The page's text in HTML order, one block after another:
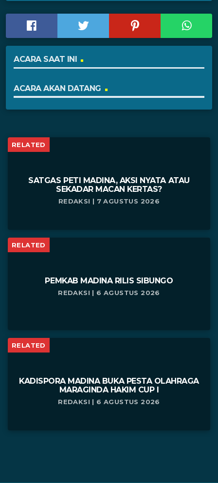
ACARA SAAT INI
ACARA AKAN DATANG
RELATED
SATGAS PETI MADINA, AKSI NYATA ATAU
SEKADAR MACAN KERTAS?
REDAKSI | 7 AGUSTUS 2026
RELATED
PEMKAB MADINA RILIS SIBUNGO
REDAKSI | 6 AGUSTUS 2026
RELATED
KADISPORA MADINA BUKA PESTA OLAHRAGA
MARAGINDA HAKIM CUP I
REDAKSI | 6 AGUSTUS 2026